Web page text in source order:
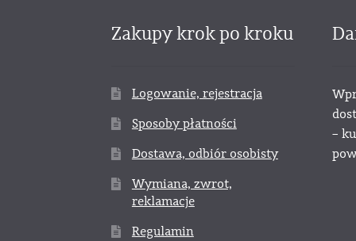
Zakupy krok po kroku
Logowanie, rejestracja
Sposoby płatności
Dostawa, odbiór osobisty
Wymiana, zwrot,
reklamacje
Regulamin
–